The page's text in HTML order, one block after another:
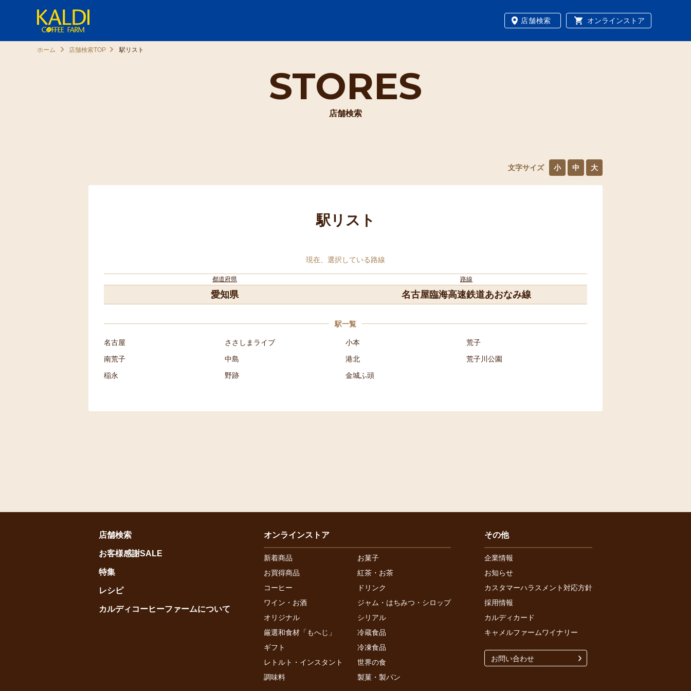
店舗検索 オンラインストア
STORES
店舗検索
ホーム 店舗検索TOP 駅リスト
文字サイズ 小 中 大
駅リスト
現在、選択している路線
都道府県 路線
愛知県 名古屋臨海高速鉄道あおなみ線
駅一覧
名古屋 ささしまライブ 小本
荒子
南荒子
中島 港北
荒子川公園
稲永
野跡 金城ふ頭
店舗検索
お客様感謝SALE
特集
レシピ
カルディコーヒーファームについて
オンラインストア
新着商品
お菓子
お買得商品
紅茶・お茶
コーヒー
ドリンク
ワイン・お酒
ジャム・はちみつ・シロップ
オリジナル
シリアル
厳選和食材「もへじ」
冷蔵食品
ギフト
冷凍食品
レトルト・インスタント
世界の食
調味料
製菓・製パン
その他
企業情報
お知らせ
カスタマーハラスメント対応方針
採用情報
カルディカード
キャメルファームワイナリー
お問い合わせ